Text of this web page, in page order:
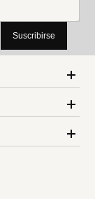
Suscribirse